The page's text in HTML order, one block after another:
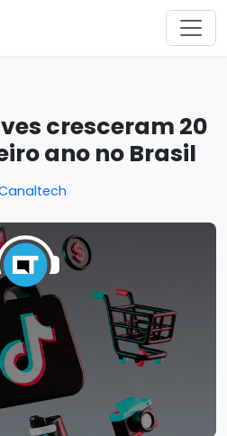
cresceram 20
ano no Brasil